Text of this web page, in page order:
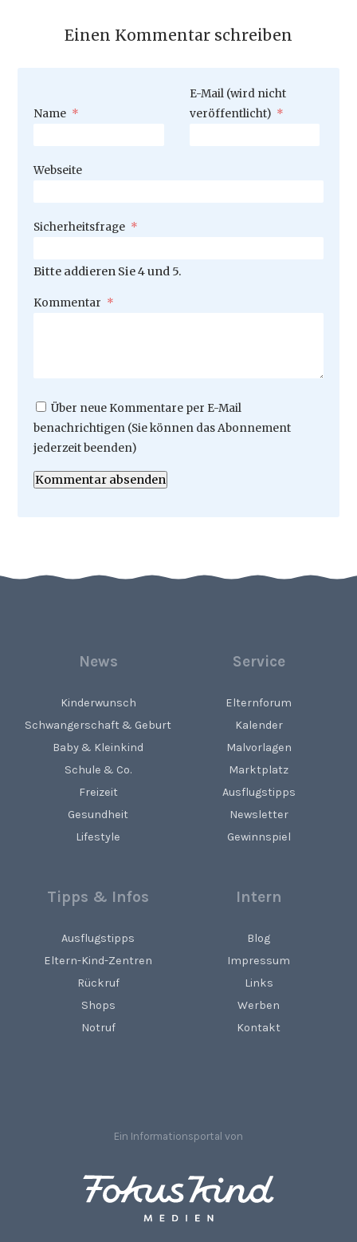
Einen Kommentar schreiben
Pflichtfeld
Name *
Pflichtfeld
E-Mail (wird nicht
veröffentlicht) *
Webseite
Pflichtfeld
Sicherheitsfrage *
Bitte addieren Sie 4 und 5.
Pflichtfeld
Kommentar *
Über neue Kommentare per E-Mail
benachrichtigen (Sie können das Abonnement
jederzeit beenden)
Kommentar absenden
News
Kinderwunsch
Schwangerschaft & Geburt
Baby & Kleinkind
Schule & Co.
Freizeit
Gesundheit
Lifestyle
Service
Elternforum
Kalender
Malvorlagen
Marktplatz
Ausflugstipps
Newsletter
Gewinnspiel
Tipps & Infos
Ausflugstipps
Eltern-Kind-Zentren
Rückruf
Shops
Notruf
Intern
Blog
Impressum
Links
Werben
Kontakt
Ein Informationsportal von